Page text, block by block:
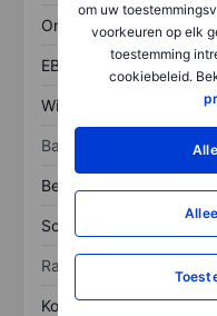
om uw
voorkeuren op elk
toestemming
cookiebeleid.
Omzet
EBITDA
Winst
Balans
Bezittingen
Schulden
Ratio's
Koers/omzetratio